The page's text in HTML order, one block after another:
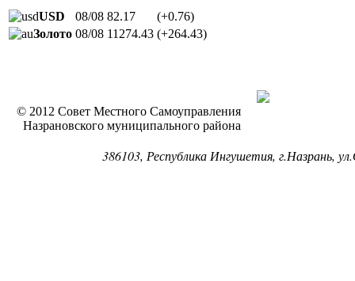
USD 08/08 82.17
(+0.76)
Золото 08/08 11274.43 (+264.43)
© 2012 Совет Местного Самоуправления
Назрановского муниципального района
386103, Республика Ингушетия, г.Назрань,